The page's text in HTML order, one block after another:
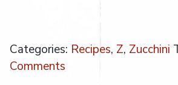
Categories: Recipes, Z, Zucchini
Comments